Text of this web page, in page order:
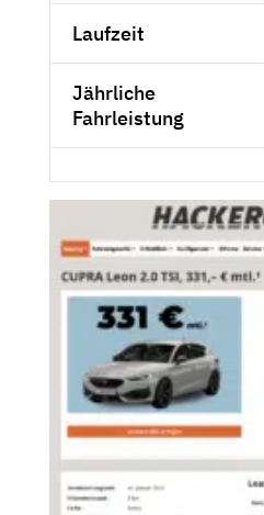
Laufzeit
Jährliche
Fahrleistung